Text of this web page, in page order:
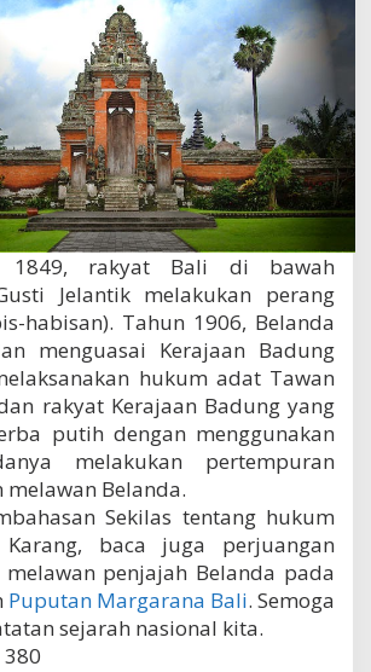
1849, rakyat Bali di bawah
Jelantik melakukan perang
habisan). Tahun 1906, Belanda
menguasai Kerajaan Badung
hukum adat Tawan
rakyat Kerajaan Badung yang
putih dengan menggunakan
melakukan pertempuran
Belanda.
Sekilas tentang hukum
baca juga perjuangan
penjajah Belanda pada
Puputan Margarana Bali. Semoga
sejarah nasional kita.
380